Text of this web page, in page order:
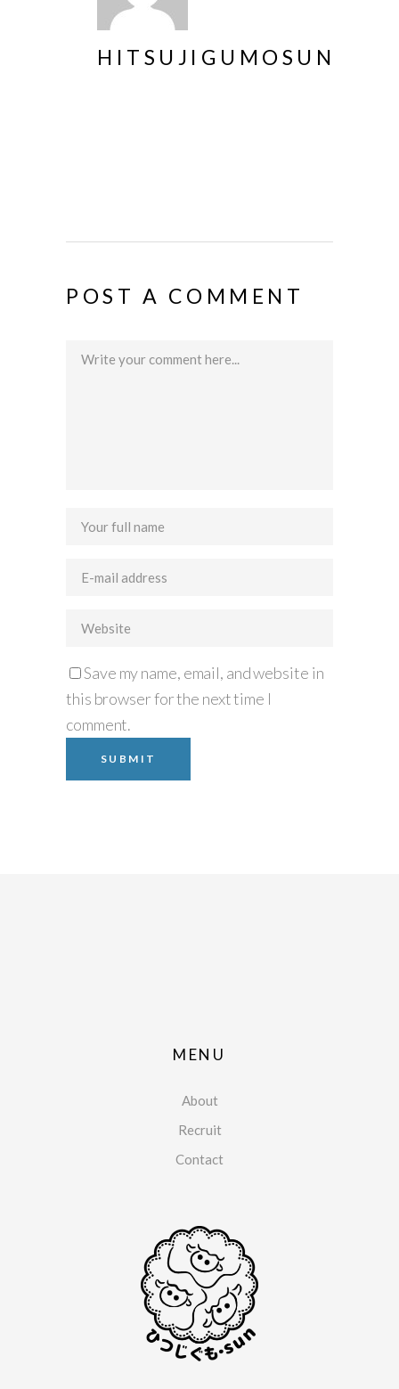
HITSUJIGUMOSUN
POST A COMMENT
Save my name, email, and website in
this browser for the next time I
comment.
MENU
About
Recruit
Contact